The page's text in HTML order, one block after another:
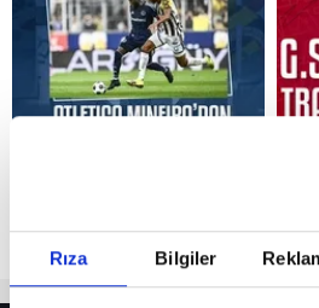
Rıza Bilgiler
Reddet